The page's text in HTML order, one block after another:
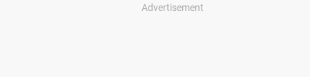
Advertisement